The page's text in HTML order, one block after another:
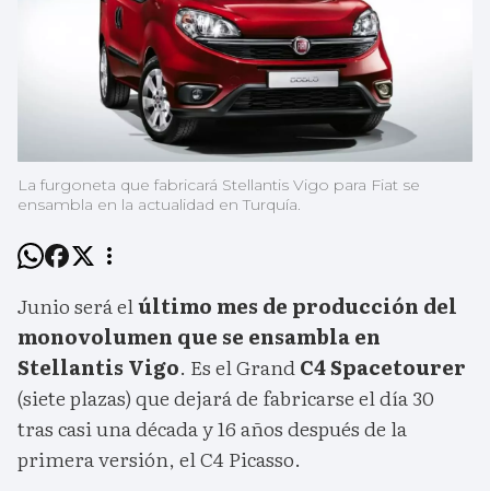
La furgoneta que fabricará Stellantis Vigo para Fiat se
ensambla en la actualidad en Turquía.
Junio será elúltimo mes de producción del
monovolumen que se ensambla en
Stellantis Vigo. Es el GrandC4 Spacetourer
(siete plazas) que dejará de fabricarse el día 30
tras casi una década y 16 años después de la
primera versión, el C4 Picasso.